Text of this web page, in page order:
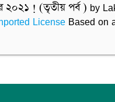
! (তৃতীয় পর্ব ) by
License Based on